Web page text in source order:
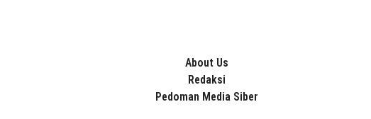
About Us
Redaksi
Pedoman Media Siber